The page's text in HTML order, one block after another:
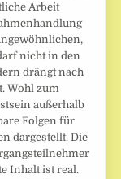
Arbeit
nicht in den
drängt nach
Wohl zum
außerhalb
Folgen für
dargestellt. Die
Inhalt ist real.